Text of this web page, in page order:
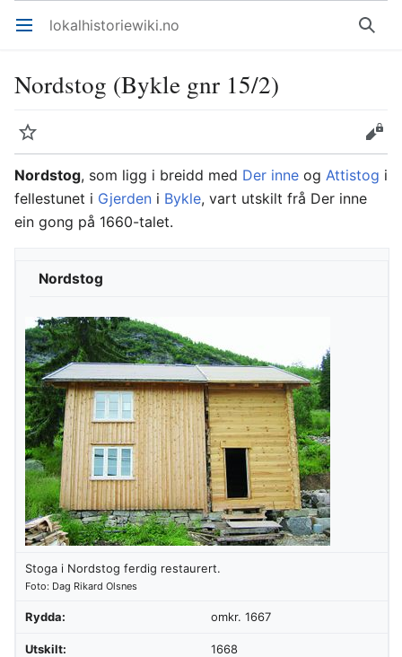
Åpne hovedmenyen lokalhistoriewiki.no Søk
Nordstog (Bykle gnr 15/2)
Overvåk
Rediger
Nordstog, som ligg i breidd med Der inne og Attistog i
fellestunet i Gjerden i Bykle, vart utskilt frå Der inne
ein gong på 1660-talet.
Nordstog
Stoga i Nordstog ferdig restaurert.
Foto: Dag Rikard Olsnes
Rydda: omkr. 1667
Utskilt: 1668